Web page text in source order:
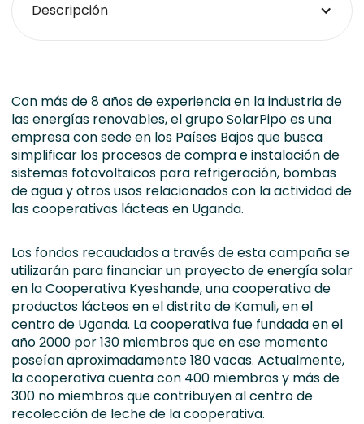
Descripción
Con más de 8 años de experiencia en la industria de
las energías renovables, elgrupo SolarPipoes una
empresa con sede en los Países Bajos que busca
simplificar los procesos de compra e instalación de
sistemas fotovoltaicos para refrigeración, bombas
de agua y otros usos relacionados con la actividad de
las cooperativas lácteas en Uganda.
Los fondos recaudados a través de esta campaña se
utilizarán para financiar un proyecto de energía solar
en la Cooperativa Kyeshande, una cooperativa de
productos lácteos en el distrito de Kamuli, en el
centro de Uganda. La cooperativa fue fundada en el
año 2000 por 130 miembros que en ese momento
poseían aproximadamente 180 vacas. Actualmente,
la cooperativa cuenta con 400 miembros y más de
300 no miembros que contribuyen al centro de
recolección de leche de la cooperativa.